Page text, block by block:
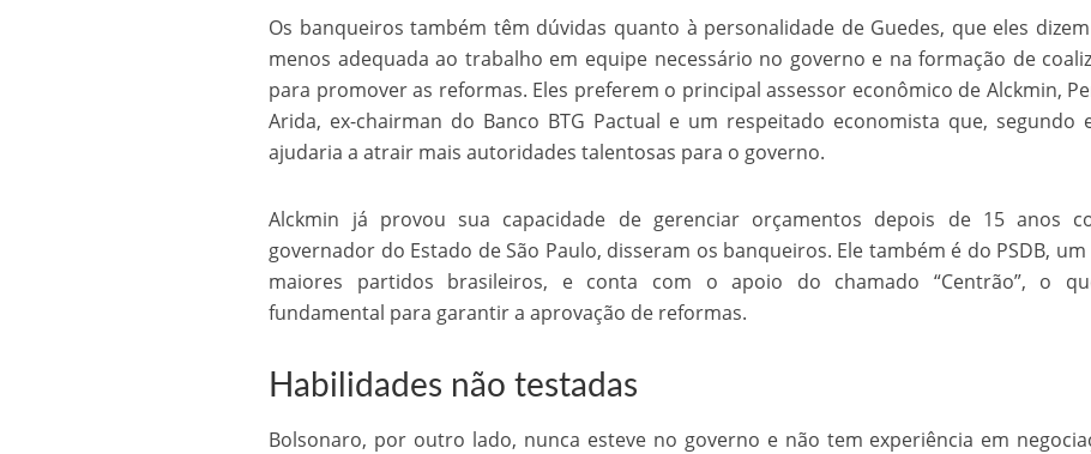
Os banqueiros também têm dúvidas quanto à personalidade de Guedes, que eles
menos adequada ao trabalho em equipe necessário no governo e na formação de
para promover as reformas. Eles preferem o principal assessor econômico de Alckmin,
Arida, ex-chairman do Banco BTG Pactual e um respeitado economista que, segundo
ajudaria a atrair mais autoridades talentosas para o governo.
Alckmin já provou sua capacidade de gerenciar orçamentos depois de 15 anos
governador do Estado de São Paulo, disseram os banqueiros. Ele também é do PSDB, um
maiores partidos brasileiros, e conta com o apoio do chamado “Centrão”, o
fundamental para garantir a aprovação de reformas.
Habilidades não testadas
Bolsonaro, por outro lado, nunca esteve no governo e não tem experiência em